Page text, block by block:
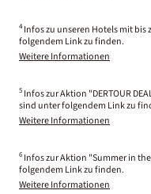
4 Infos zu unseren Hotels mit
folgendem Link zu finden.
Weitere Informationen
5 Infos zur Aktion "DERTOUR
sind unter folgendem Link zu
Weitere Informationen
6 Infos zur Aktion "Summer in
folgendem Link zu finden.
Weitere Informationen